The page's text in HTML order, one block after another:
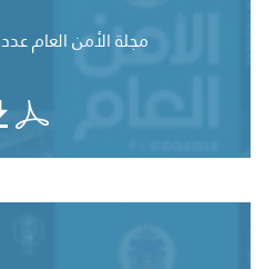
مجلة الأمن العام عدد 142 تموز 2025